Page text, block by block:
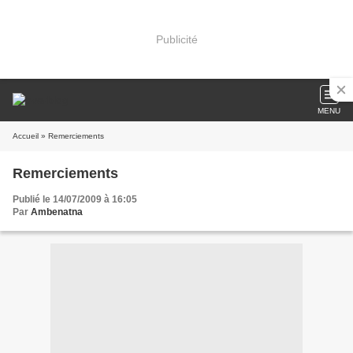
Publicité
MENU
Accueil » Remerciements
Remerciements
Publié le 14/07/2009 à 16:05
Par Ambenatna